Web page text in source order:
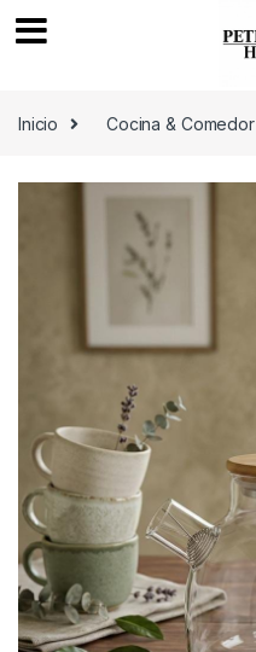
Inicio
Cocina & Comedor